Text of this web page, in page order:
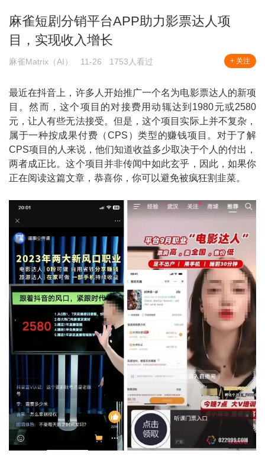
麻雀短剧分销平台APP助力影票达人项
目，实现收入增长
麻雀Matrix（AI） 11-26 1753人看过 + 关注
最近在抖音上，许多人开始推广一个名为电影票达人的新项
目。然而，这个项目的对接费用动辄达到1980元或2580
元，让人有些无法接受。但是，这个项目实际上并不复杂，
属于一种按成果付费（CPS）类型的赚钱项目。对于了解
CPS项目的人来说，他们知道收益多少取决于个人的付出，
两者成正比。这个项目并非传闻中如此玄乎，因此，如果你
正在阅读这篇文章，恭喜你，你可以避免被疯狂割韭菜。